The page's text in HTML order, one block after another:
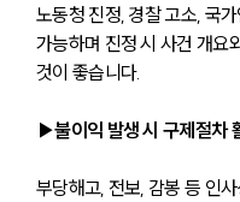
노동청 진정, 경찰 고소, 국
가능하며 진정 시 사건 개요
것이 좋습니다.
▶불이익 발생 시 구제절차
부당해고, 전보, 감봉 등 인